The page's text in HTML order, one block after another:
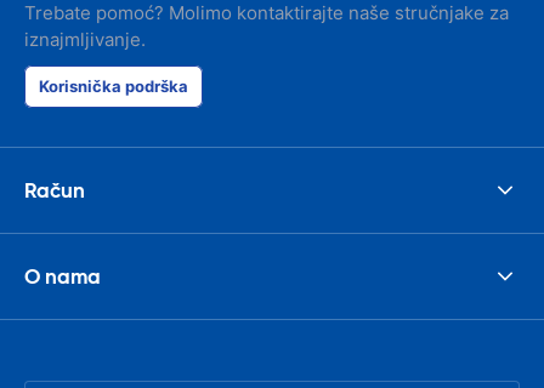
Trebate pomoć? Molimo kontaktirajte naše stručnjake za
iznajmljivanje.
Korisnička podrška
Račun
O nama